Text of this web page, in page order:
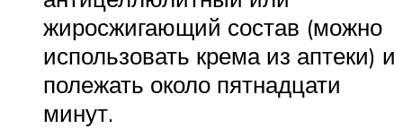
жиросжигающий состав (можно
использовать крема из аптеки) и
полежать около пятнадцати
минут.